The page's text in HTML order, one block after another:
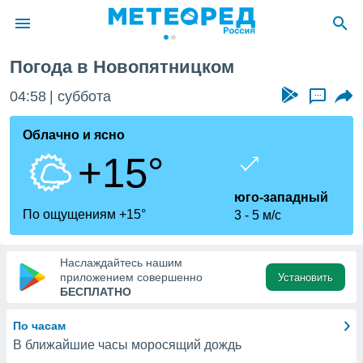
о
Вы можете
к этому
доступ
Погода в Новопятницком
04:58 суббота ...
Облачно и ясно
+15°
По ощущениям +15°
юго-западный
3
5 м/с
Наслаждайтесь нашим
приложением совершенно
БЕСПЛАТНО
Установить
По часам
В ближайшие часы моросящий дождь